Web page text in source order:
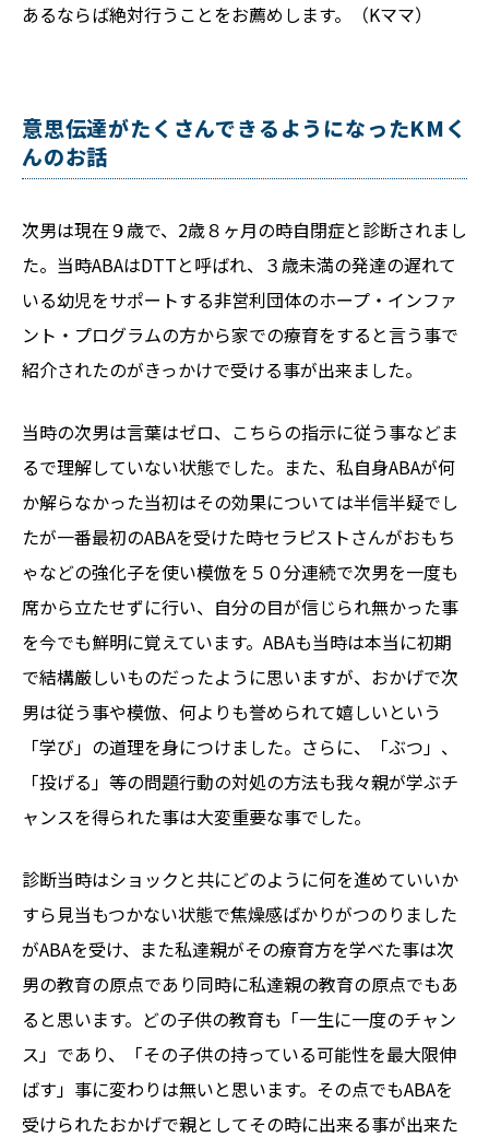
あるならば絶対行うことをお薦めします。（Kママ）
意思伝達がたくさんできるようになったKMく
んのお話
次男は現在９歳で、2歳８ヶ月の時自閉症と診断されまし
た。当時ABAはDTTと呼ばれ、３歳未満の発達の遅れて
いる幼児をサポートする非営利団体のホープ・インファ
ント・プログラムの方から家での療育をすると言う事で
紹介されたのがきっかけで受ける事が出来ました。
当時の次男は言葉はゼロ、こちらの指示に従う事などま
るで理解していない状態でした。また、私自身ABAが何
か解らなかった当初はその効果については半信半疑でし
たが一番最初のABAを受けた時セラピストさんがおもち
ゃなどの強化子を使い模倣を５０分連続で次男を一度も
席から立たせずに行い、自分の目が信じられ無かった事
を今でも鮮明に覚えています。ABAも当時は本当に初期
で結構厳しいものだったように思いますが、おかげで次
男は従う事や模倣、何よりも誉められて嬉しいという
「学び」の道理を身につけました。さらに、「ぶつ」、
「投げる」等の問題行動の対処の方法も我々親が学ぶチ
ャンスを得られた事は大変重要な事でした。
診断当時はショックと共にどのように何を進めていいか
すら見当もつかない状態で焦燥感ばかりがつのりました
がABAを受け、また私達親がその療育方を学べた事は次
男の教育の原点であり同時に私達親の教育の原点でもあ
ると思います。どの子供の教育も「一生に一度のチャン
ス」であり、「その子供の持っている可能性を最大限伸
ばす」事に変わりは無いと思います。その点でもABAを
受けられたおかげで親としてその時に出来る事が出来た